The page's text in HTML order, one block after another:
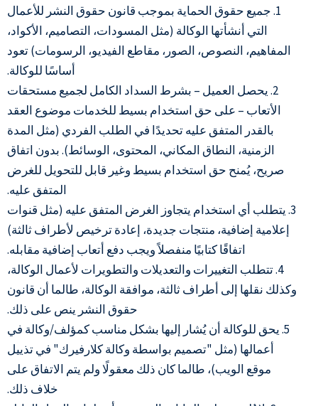
1. جميع حقوق الحماية بموجب قانون حقوق النشر للأعمال
التي أنشأتها الوكالة (مثل المسودات، التصاميم، الأكواد،
المفاهيم، النصوص، الصور، مقاطع الفيديو، الرسومات) تعود
أساسًا للوكالة.
2. يحصل العميل – بشرط السداد الكامل لجميع مستحقات
الأتعاب – على حق استخدام بسيط للخدمات موضوع العقد
بالقدر المتفق عليه تحديدًا في الطلب الفردي (مثل المدة
الزمنية، النطاق المكاني، المحتوى، الوسائط). بدون اتفاق
صريح، يُمنح حق استخدام بسيط وغير قابل للتحويل للغرض
المتفق عليه.
3. يتطلب أي استخدام يتجاوز الغرض المتفق عليه (مثل قنوات
إعلامية إضافية، منتجات جديدة، إعادة ترخيص لأطراف ثالثة)
اتفاقًا كتابيًا منفصلاً ويجب دفع أتعاب إضافية مقابله.
4. تتطلب التغييرات والتعديلات والتطويرات لأعمال الوكالة،
وكذلك نقلها إلى أطراف ثالثة، موافقة الوكالة، طالما أن قانون
حقوق النشر ينص على ذلك.
5. يحق للوكالة أن يُشار إليها بشكل مناسب كمؤلف/وكالة في
أعمالها (مثل "تصميم بواسطة وكالة كلارفيرك" في تذييل
موقع الويب)، طالما كان ذلك معقولًا ولم يتم الاتفاق على
خلاف ذلك.